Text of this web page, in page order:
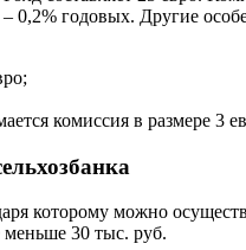
0,2% годовых. Другие
комиссия в размере 3
которому можно
меньше 30 тыс. руб.